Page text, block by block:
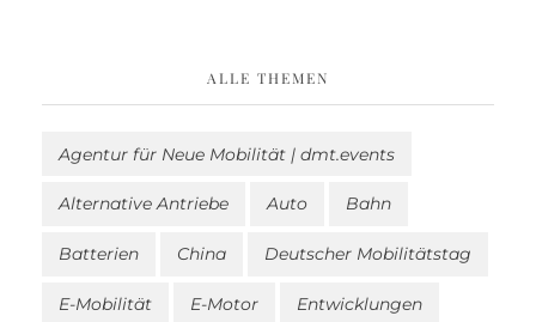
ALLE THEMEN
Agentur für Neue Mobilität | dmt.events
Alternative Antriebe Auto Bahn
Batterien China Deutscher Mobilitätstag
E-Mobilität E-Motor Entwicklungen